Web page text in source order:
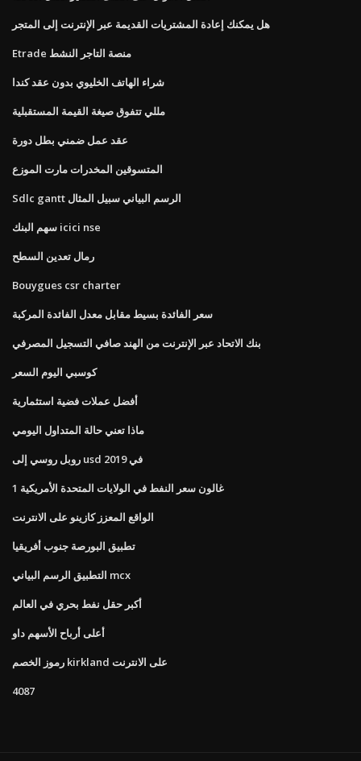
هل يمكنك إعادة المشتريات القديمة عبر الإنترنت إلى المتجر
Etrade منصة التاجر النشط
شراء الهاتف الخليوي بدون عقد كندا
مللي تتفوق صيغة القيمة المستقبلية
عقد عمل ضمني بطل دورة
المتسوقين المخدرات مارت الموزع
Sdlc gantt الرسم البياني سبيل المثال
سهم البنك icici nse
رمال تعدين السطح
Bouygues csr charter
سعر الفائدة بسيط مقابل معدل الفائدة المركبة
بنك الاتحاد عبر الإنترنت من الهند صافي التسجيل المصرفي
كوسبي اليوم السعر
أفضل عملات فضية استثمارية
ماذا تعني حالة المتداول اليومي
روبل روسي إلى usd في 2019
1 غالون سعر النفط في الولايات المتحدة الأمريكية
الواقع المعزز كازينو على الانترنت
تطبيق البورصة جنوب أفريقيا
التطبيق الرسم البياني mcx
أكبر حقل نفط بحري في العالم
أعلى أرباح الأسهم داو
رموز الخصم kirkland على الانترنت
4087